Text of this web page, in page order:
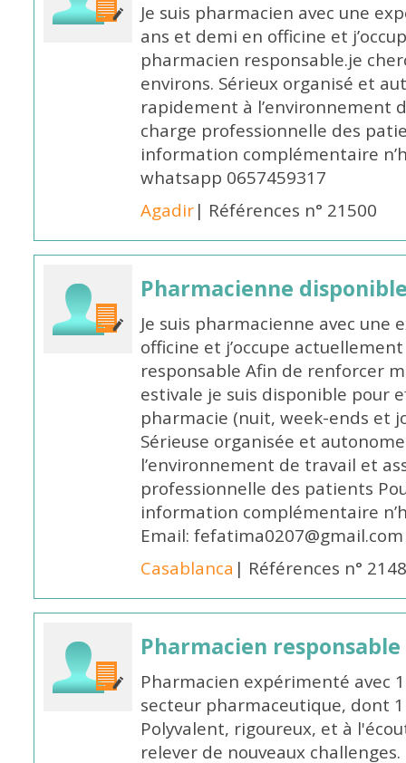
Je suis pharmacien avec une
ans et demi en officine et
pharmacien responsable.je
environs. Sérieux organisé et
rapidement à l’environnement
charge professionnelle des
information complémentaire
whatsapp 0657459317
Agadir| Références n° 21500
Pharmacienne
Je suis pharmacienne avec
officine et j’occupe
responsable Afin de renforcer
estivale je suis disponible pour
pharmacie (nuit, week-ends et
Sérieuse organisée et
l’environnement de travail et
professionnelle des patients
information complémentaire
Email: fefatima0207@gmail.com
Casablanca | Références n°
Pharmacien responsable
Pharmacien expérimenté avec
secteur pharmaceutique, dont
Polyvalent, rigoureux, et à
relever de nouveaux